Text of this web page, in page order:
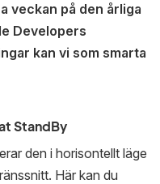
veckan på den årliga
Developers
kan vi som smarta
StandBy
den i horisontellt läge
Här kan du